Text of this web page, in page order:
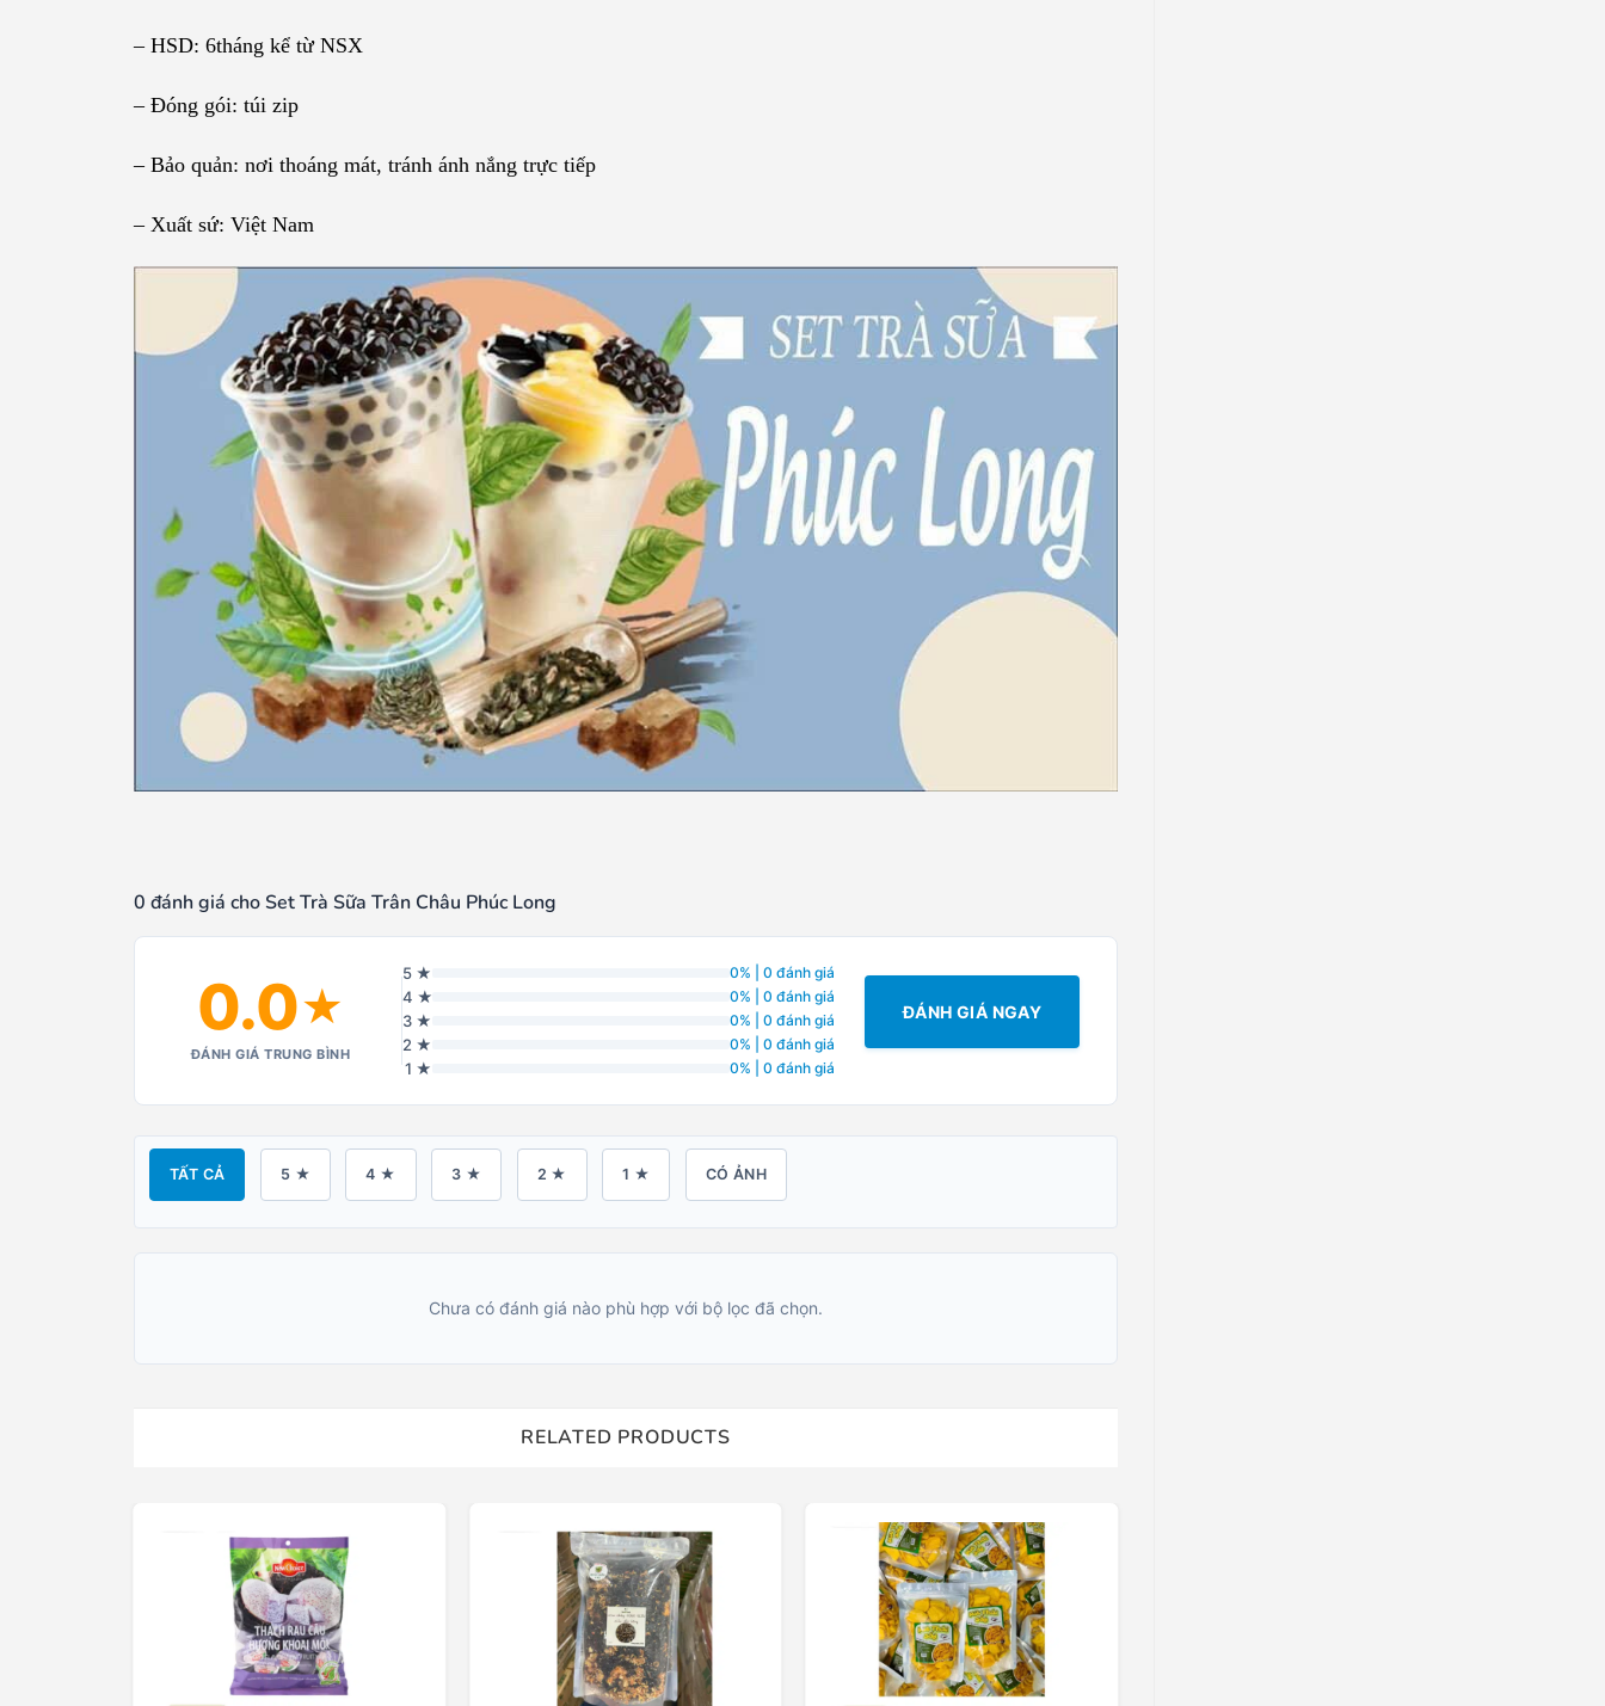
– HSD: 6tháng kể từ NSX
– Đóng gói: túi zip
– Bảo quản: nơi thoáng mát, tránh ánh nắng trực tiếp
– Xuất sứ: Việt Nam
0 đánh giá cho Set Trà Sữa Trân Châu Phúc Long
0.0★
ĐÁNH GIÁ TRUNG BÌNH
5 ★ 0% | 0 đánh giá
4 ★ 0% | 0 đánh giá
3 ★ 0% | 0 đánh giá
2 ★ 0% | 0 đánh giá
1 ★ 0% | 0 đánh giá
ĐÁNH GIÁ NGAY
TẤT CẢ 5 ★ 4 ★ 3 ★ 2 ★ 1 ★ CÓ ẢNH
Chưa có đánh giá nào phù hợp với bộ lọc đã chọn.
RELATED PRODUCTS